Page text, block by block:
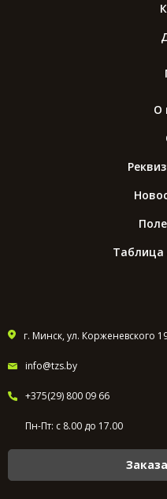
О
Таблица
г. Минск, ул. Корженевского
info@tzs.by
+375(29) 800 09 66
Пн-Пт: с 8.00 до 17.00